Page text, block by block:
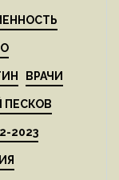
ВРАЧИ
2023